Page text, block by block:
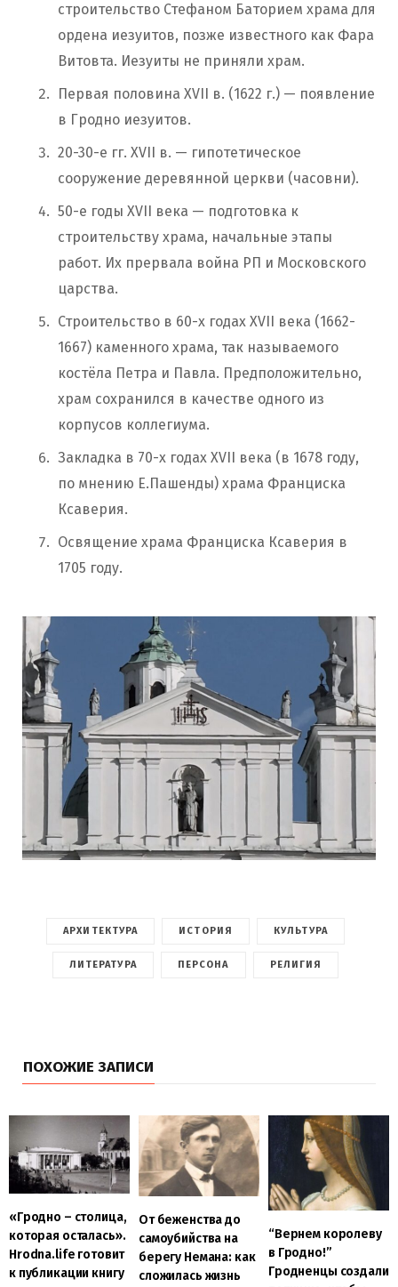
строительство Стефаном Баторием храма для
ордена иезуитов, позже известного как Фара
Витовта. Иезуиты не приняли храм.
Первая половина XVII в. (1622 г.) — появление
в Гродно иезуитов.
20-30-е гг. XVII в. — гипотетическое
сооружение деревянной церкви (часовни).
50-е годы XVII века — подготовка к
строительству храма, начальные этапы
работ. Их прервала война РП и Московского
царства.
Строительство в 60-х годах XVII века (1662-
1667) каменного храма, так называемого
костёла Петра и Павла. Предположительно,
храм сохранился в качестве одного из
корпусов коллегиума.
Закладка в 70-х годах XVII века (в 1678 году,
по мнению Е.Пашенды) храма Франциска
Ксаверия.
Освящение храма Франциска Ксаверия в
1705 году.
АРХИТЕКТУРА ИСТОРИЯ КУЛЬТУРА
ЛИТЕРАТУРА ПЕРСОНА РЕЛИГИЯ
ПОХОЖИЕ ЗАПИСИ
«Гродно – столица,
которая осталась».
Hrodna.life готовит
к публикации книгу
От беженства до
самоубийства на
берегу Немана: как
сложилась жизнь
“Вернем королеву
в Гродно!”
Гродненцы создали